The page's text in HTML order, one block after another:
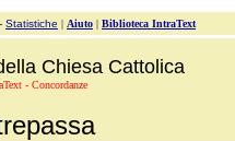
- Statistiche | Aiuto | Biblioteca IntraText
Chiesa Cattolica
- Concordanze